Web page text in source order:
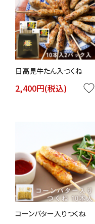
日高見牛たん入つくね
2,400円(税込) favorite
コーンバター入りつくね